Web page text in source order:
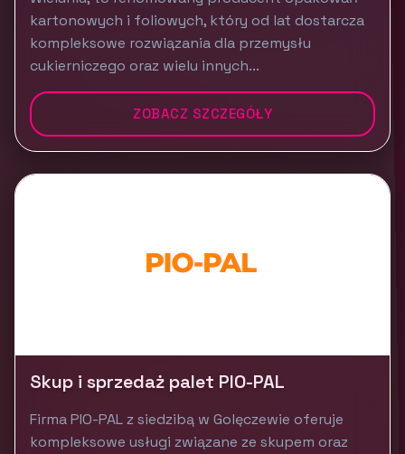
kartonowych i foliowych, który od lat dostarcza
kompleksowe rozwiązania dla przemysłu
cukierniczego oraz wielu innych...
ZOBACZ SZCZEGÓŁY
Skup i sprzedaż palet PIO-PAL
Firma PIO-PAL z siedzibą w Golęczewie oferuje
kompleksowe usługi związane ze skupem oraz